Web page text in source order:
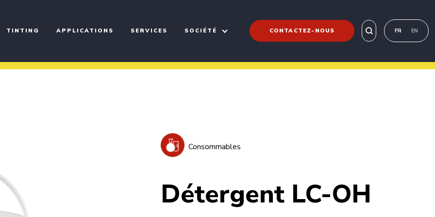
TINTING APPLICATIONS SERVICES SOCIÉTÉ CONTACTEZ-NOUS FR EN
Consommables
Détergent LC-OH